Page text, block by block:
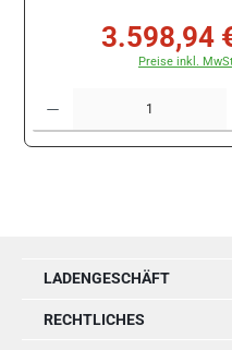
Verkaufspreis:
3.598,94
Preise inkl.
Produkt Anzahl: Gib den
LADENGESCHÄFT
RECHTLICHES